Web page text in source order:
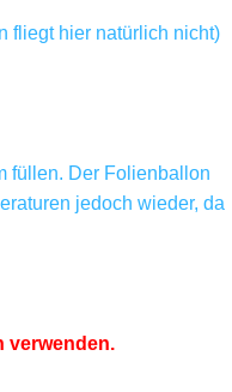
fliegt hier natürlich nicht)
füllen. Der Folienballon
jedoch wieder, da
verwenden.